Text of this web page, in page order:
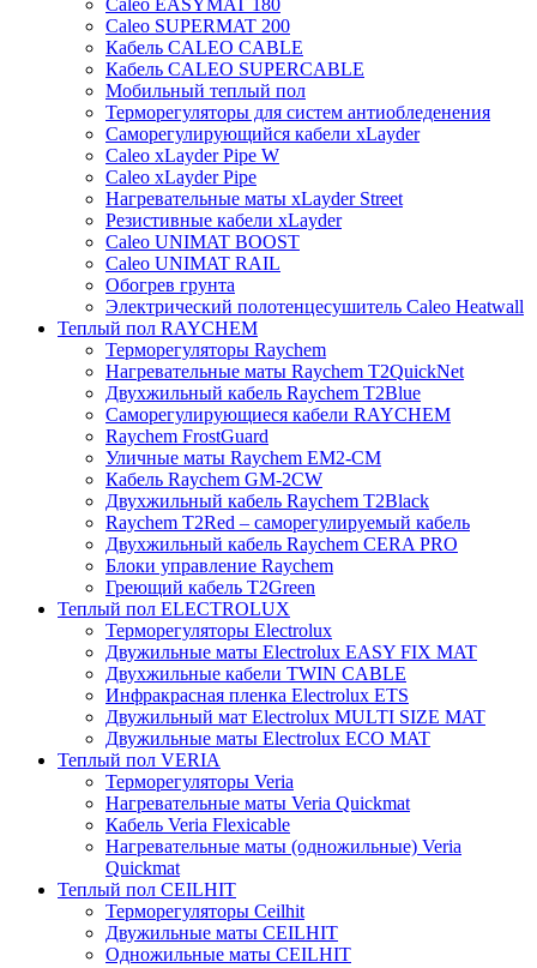
Caleo EASYMAT 180
Caleo SUPERMAT 200
Кабель CALEO CABLE
Кабель CALEO SUPERCABLE
Мобильный теплый пол
Терморегуляторы для систем антиобледенения
Саморегулирующийся кабели xLayder
Caleo xLayder Pipe W
Caleo xLayder Pipe
Нагревательные маты xLayder Street
Резистивные кабели xLayder
Caleo UNIMAT BOOST
Caleo UNIMAT RAIL
Обогрев грунта
Электрический полотенцесушитель Caleo Heatwall
Теплый пол RAYCHEM
Терморегуляторы Raychem
Нагревательные маты Raychem T2QuickNet
Двухжильный кабель Raychem T2Blue
Саморегулирующиеся кабели RAYCHEM
Raychem FrostGuard
Уличные маты Raychem EM2-CM
Кабель Raychem GM-2CW
Двухжильный кабель Raychem T2Black
Raychem T2Red – саморегулируемый кабель
Двухжильный кабель Raychem CERA PRO
Блоки управление Raychem
Греющий кабель T2Green
Теплый пол ELECTROLUX
Терморегуляторы Electrolux
Двужильные маты Electrolux EASY FIX MAT
Двухжильные кабели TWIN CABLE
Инфракрасная пленка Electrolux ETS
Двужильный мат Electrolux MULTI SIZE MAT
Двужильные маты Electrolux ECO MAT
Теплый пол VERIA
Терморегуляторы Veria
Нагревательные маты Veria Quickmat
Кабель Veria Flexicable
Нагревательные маты (одножильные) Veria
Quickmat
Теплый пол CEILHIT
Терморегуляторы Ceilhit
Двужильные маты CEILHIT
Одножильные маты CEILHIT